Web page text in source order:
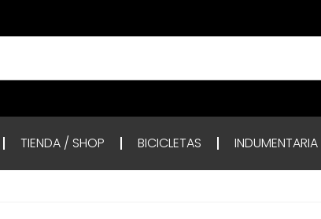
TIENDA / SHOP BICICLETAS INDUMENTARIA